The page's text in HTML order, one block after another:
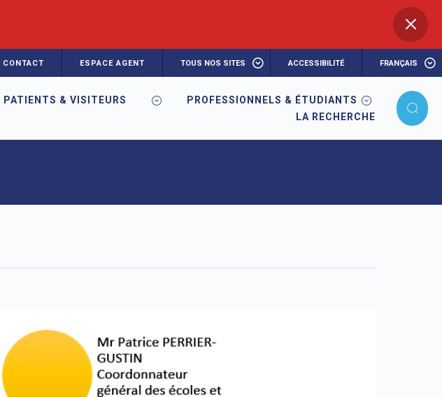
CONTACT ESPACE AGENT TOUS NOS SITES ACCESSIBILITÉ FRANÇAIS
PATIENTS & VISITEURS
PROFESSIONNELS & ÉTUDIANTS
LA RECHERCHE